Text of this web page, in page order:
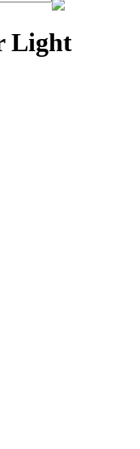
Light